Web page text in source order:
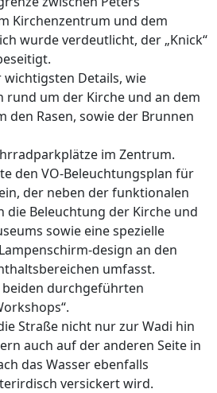
Kirchenzentrum und dem
wurde verdeutlicht, der „Knick“
Details, wie
rund um der Kirche und an dem
den Rasen, sowie der Brunnen
im Zentrum.
den VO-Beleuchtungsplan für
der neben der funktionalen
die Beleuchtung der Kirche und
sowie eine spezielle
design an den
umfasst.
beiden durchgeführten
Straße nicht nur zur Wadi hin
auch auf der anderen Seite in
das Wasser ebenfalls
versickert wird.